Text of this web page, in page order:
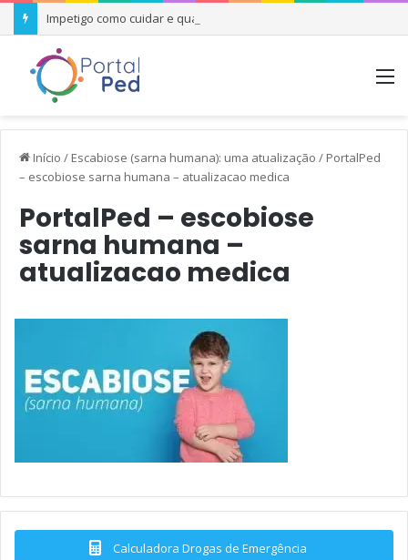
Impetigo como cuidar e quando se preocupar
Início / Escabiose (sarna humana): uma atualização / PortalPed
– escobiose sarna humana – atualizacao medica
PortalPed – escobiose
sarna humana –
atualizacao medica
Calculadora Drogas de Emergência